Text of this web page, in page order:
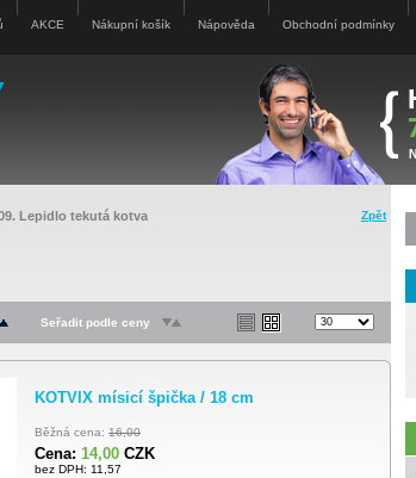
AKCE Nákupní košík Nápověda Obchodní podmínky
Lepidlo tekutá kotva Zpět
Seřadit podle ceny
KOTVIX mísicí špička / 18 cm
Běžná cena: 16,00
Cena: 14,00 CZK
bez DPH: 11,57